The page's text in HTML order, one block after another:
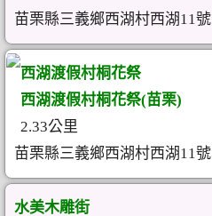
苗栗縣三義鄉西湖村西湖11號
西湖渡假村桐花祭
西湖渡假村桐花祭(苗栗)
2.33公里
苗栗縣三義鄉西湖村西湖11號
水美木雕街